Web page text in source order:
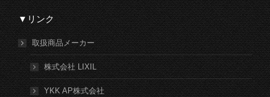
▼リンク
取扱商品メーカー
株式会社 LIXIL
YKK AP株式会社